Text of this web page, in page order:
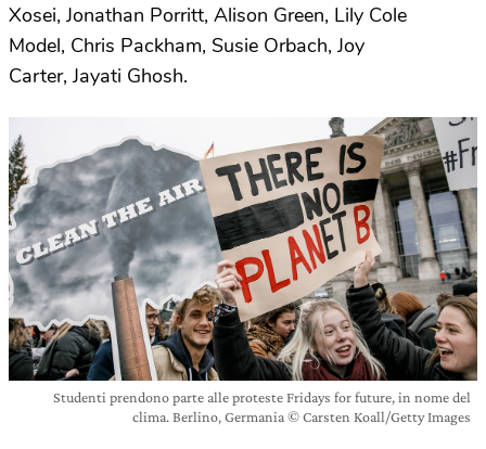
Xosei, Jonathan Porritt, Alison Green, Lily Cole
Model, Chris Packham, Susie Orbach, Joy
Carter, Jayati Ghosh.
Studenti prendono parte alle proteste Fridays for future, in nome del
clima. Berlino, Germania © Carsten Koall/Getty Images